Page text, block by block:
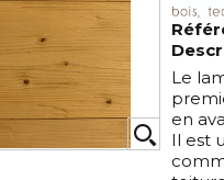
Le
en
Il est